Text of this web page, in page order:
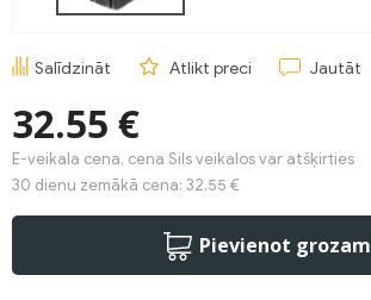
Salīdzināt Atlikt preci Jautāt
32.55 €
E-veikala cena, cena Sils veikalos var atšķirties
30 dienu zemākā cena: 32.55 €
Pievienot grozam